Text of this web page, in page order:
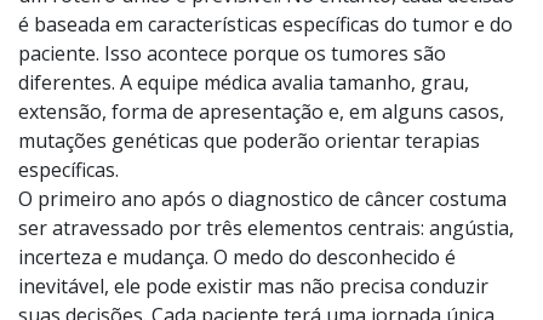
tratamento proposto e participar das decisões de
forma consciente.
Muitos pacientes imaginam que o tratamento seguirá
um roteiro único e previsível. No entanto, cada decisão
é baseada em características específicas do tumor e do
paciente. Isso acontece porque os tumores são
diferentes. A equipe médica avalia tamanho, grau,
extensão, forma de apresentação e, em alguns casos,
mutações genéticas que poderão orientar terapias
específicas.
O primeiro ano após o diagnostico de câncer costuma